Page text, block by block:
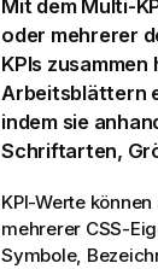
Mit dem Multi-
oder mehrerer
KPIs
Arbeitsblättern
indem sie
Schriftarten,
KPI-Werte
mehrerer CSS-
Symbole,